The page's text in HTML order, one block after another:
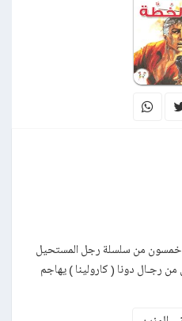
وخمسون من سلسلة رجل المستحيل
من رجـال دونا ( كارولينا ) يهاجم